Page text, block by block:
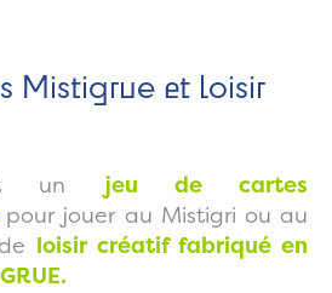
Mistigrue et loisir
un jeu de cartes
pour jouer au Mistigri ou au
loisir créatif fabriqué en